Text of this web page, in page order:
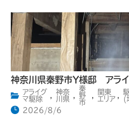
神奈川県秦野市Y様邸 アラ
アライグ
マ駆除
,
神奈
川県 ,
秦
野
市
,
関東
エリア ,
(
2026/8/6